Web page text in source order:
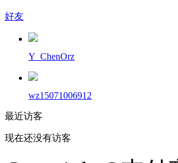
好友
Y_ChenOrz
wz15071006912
最近访客
现在还没有访客